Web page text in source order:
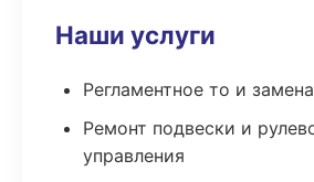
Наши услуги
Регламентное то и
Ремонт подвески и
управления